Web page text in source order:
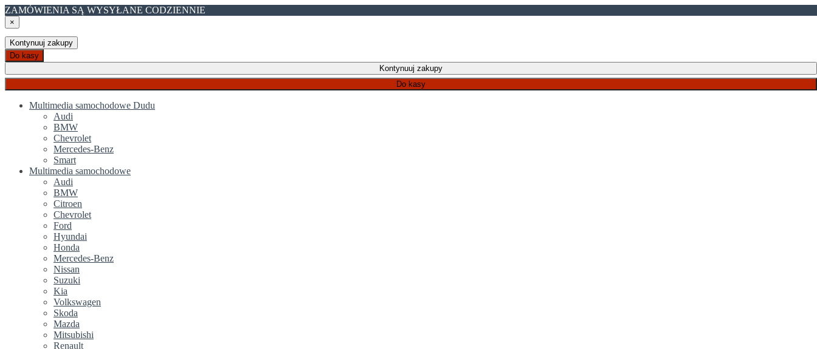
ZAMÓWIENIA SĄ WYSYŁANE CODZIENNIE
×
Kontynuuj zakupy
Do kasy
Kontynuuj zakupy
Do kasy
Multimedia samochodowe Dudu
Audi
BMW
Chevrolet
Mercedes-Benz
Smart
Multimedia samochodowe
Audi
BMW
Citroen
Chevrolet
Ford
Hyundai
Honda
Mercedes-Benz
Nissan
Suzuki
Kia
Volkswagen
Skoda
Mazda
Mitsubishi
Renault